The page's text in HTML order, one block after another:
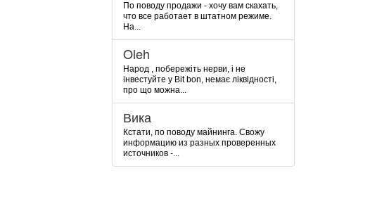
По поводу продажи - хочу вам скахать,
что все работает в штатном режиме.
На...
Oleh
Народ , побережіть нерви, і не
інвестуйте у Bit bon, немає ліквідності,
про що можна...
Вика
Кстати, по поводу майнинга. Свожу
информацию из разных проверенных
источников -...